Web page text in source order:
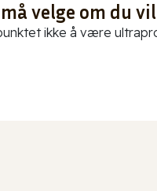
velge om du
ikke å være